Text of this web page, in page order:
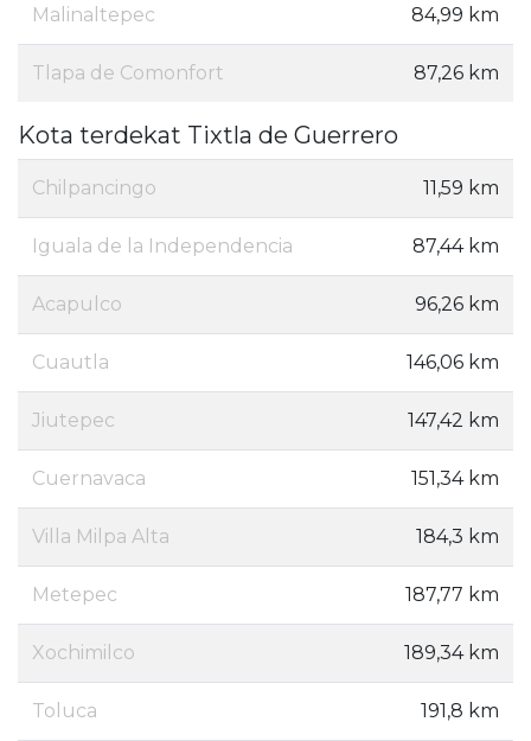
Malinaltepec 84,99 km
Tlapa de Comonfort 87,26 km
Kota terdekat Tixtla de Guerrero
Chilpancingo 11,59 km
Iguala de la Independencia 87,44 km
Acapulco 96,26 km
Cuautla 146,06 km
Jiutepec 147,42 km
Cuernavaca 151,34 km
Villa Milpa Alta 184,3 km
Metepec 187,77 km
Xochimilco 189,34 km
Toluca 191,8 km